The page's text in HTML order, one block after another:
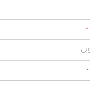
*
*